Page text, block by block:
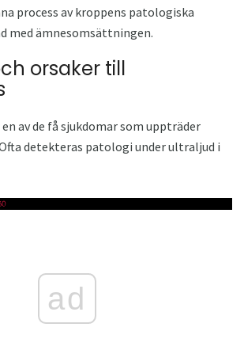
process av kroppens patologiska
med ämnesomsättningen.
orsaker till
av de få sjukdomar som uppträder
detekteras patologi under ultraljud i
ad